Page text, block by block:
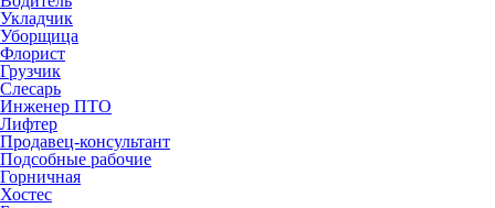
Укладчик
Уборщица
Флорист
Грузчик
Слесарь
Инженер ПТО
Лифтер
Продавец-консультант
Подсобные рабочие
Горничная
Хостес